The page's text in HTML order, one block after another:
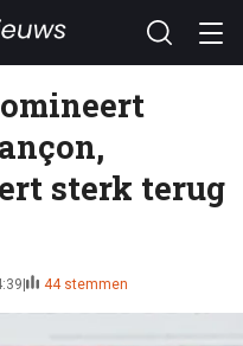
sterk terug
44 stemmen